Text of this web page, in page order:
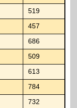
519
457
686
509
613
784
732